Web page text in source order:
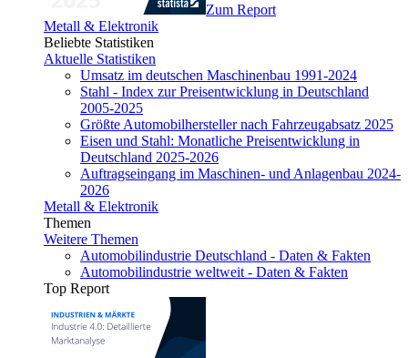
Zum Report
Metall & Elektronik
Beliebte Statistiken
Aktuelle Statistiken
Umsatz im deutschen Maschinenbau 1991-2024
Stahl - Index zur Preisentwicklung in Deutschland
2005-2025
Größte Automobilhersteller nach Fahrzeugabsatz 2025
Eisen und Stahl: Monatliche Preisentwicklung in
Deutschland 2025-2026
Auftragseingang im Maschinen- und Anlagenbau 2024-
2026
Metall & Elektronik
Themen
Weitere Themen
Automobilindustrie Deutschland - Daten & Fakten
Automobilindustrie weltweit - Daten & Fakten
Top Report